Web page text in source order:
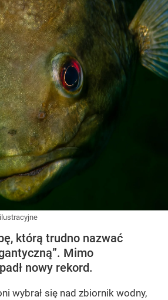
którą trudno nazwać
Mimo
nowy rekord.
wybrał się nad zbiornik wodny,